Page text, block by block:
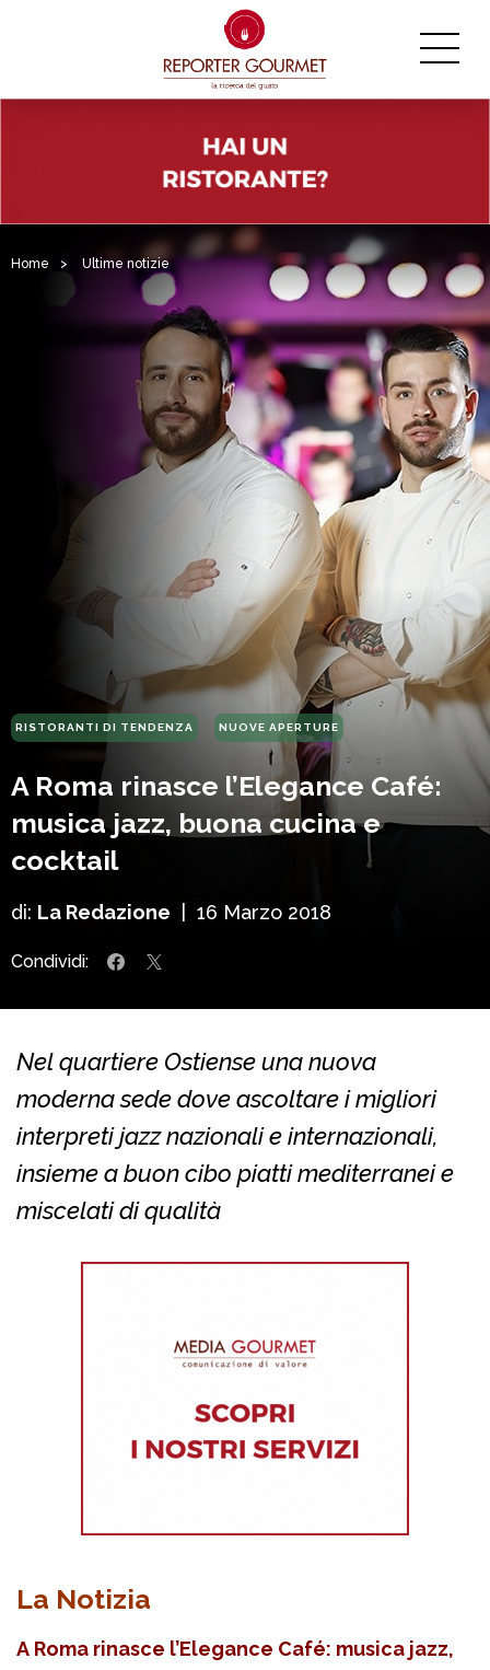
Home > Ultime notizie
RISTORANTI DI TENDENZA NUOVE APERTURE
A Roma rinasce l’Elegance Café:
musica jazz, buona cucina e
cocktail
di: La Redazione 16 Marzo 2018
Condividi:
Nel quartiere Ostiense una nuova
moderna sede dove ascoltare i migliori
interpreti jazz nazionali e internazionali,
insieme a buon cibo piatti mediterranei e
miscelati di qualità
La Notizia
A Roma rinasce l’Elegance Café: musica jazz,